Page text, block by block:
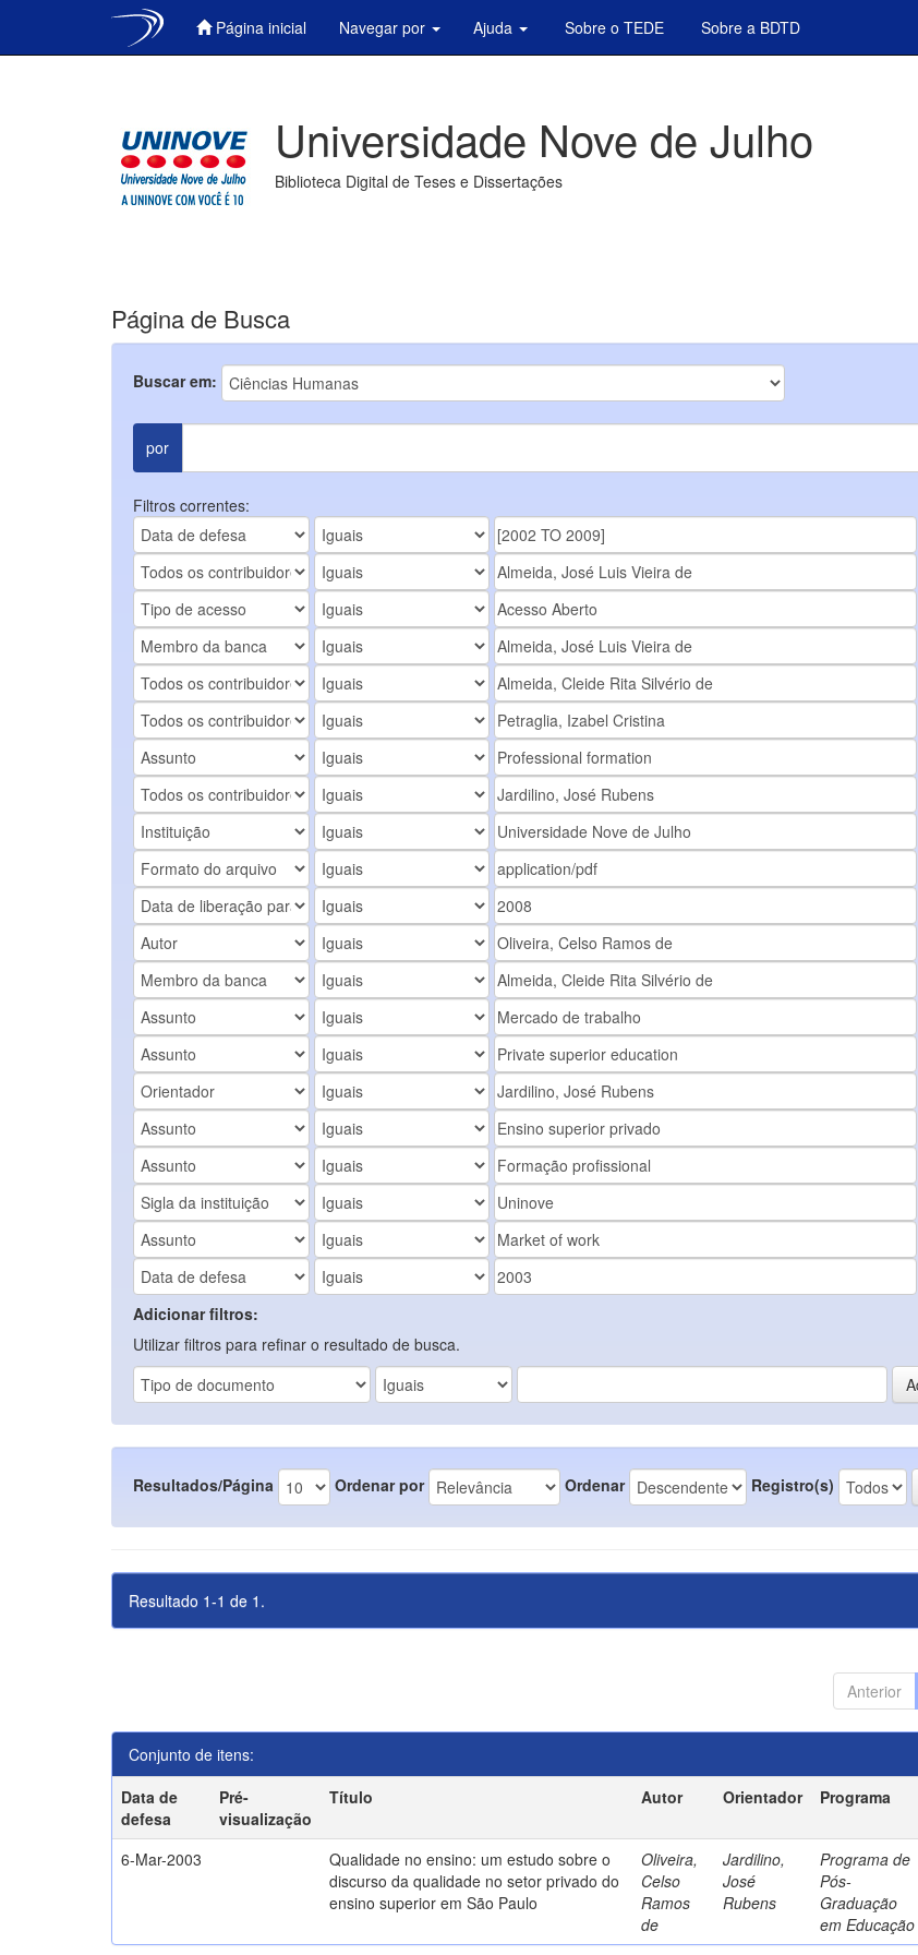
Página inicial Navegar por Ajuda Sobre o TEDE Sobre a BDTD
Universidade Nove de Julho
Biblioteca Digital de Teses e Dissertações
Página de Busca
Buscar em:
por
Filtros correntes:
Adicionar filtros:
Utilizar filtros para refinar o resultado de busca.
Resultados/Página Ordenar por Ordenar Registro(s)
Resultado 1-1 de 1.
Anterior
Conjunto de itens:
Data de
defesa
Pré-
visualização
Título Autor Orientador Programa
6-Mar-2003
Qualidade no ensino: um estudo sobre o
discurso da qualidade no setor privado do
ensino superior em São Paulo
Oliveira,
Celso
Ramos
de
Jardilino,
José
Rubens
Programa de
Pós-
Graduação
em Educação